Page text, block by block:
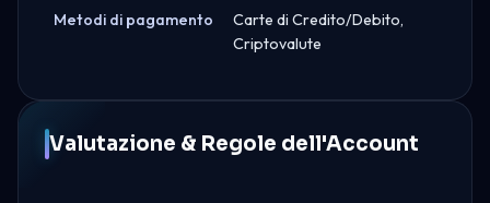
Metodi di pagamento
Carte di Credito/Debito,
Criptovalute
Valutazione & Regole dell'Account